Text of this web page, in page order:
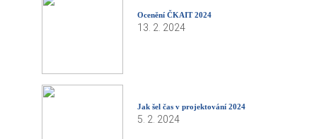
Ocenění ČKAIT 2024
13. 2. 2024
Jak šel čas v projektování 2024
5. 2. 2024